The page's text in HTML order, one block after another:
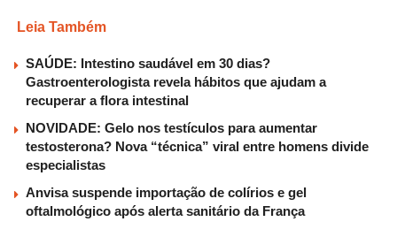
Leia Também
SAÚDE: Intestino saudável em 30 dias?
Gastroenterologista revela hábitos que ajudam a
recuperar a flora intestinal
NOVIDADE: Gelo nos testículos para aumentar
testosterona? Nova “técnica” viral entre homens divide
especialistas
Anvisa suspende importação de colírios e gel
oftalmológico após alerta sanitário da França